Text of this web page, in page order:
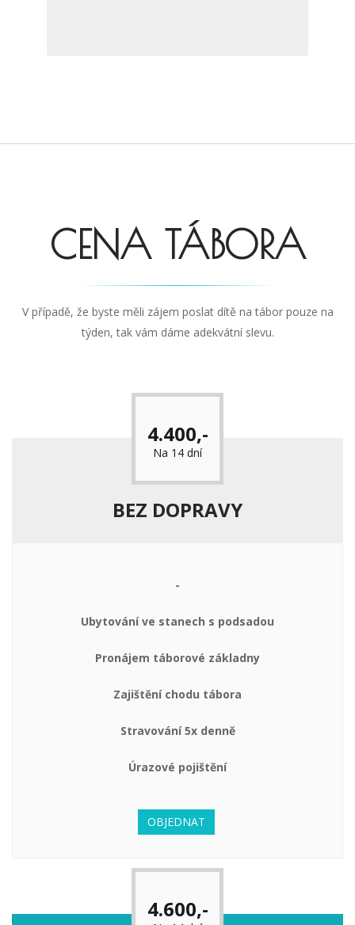
CENA TÁBORA
V případě, že byste měli zájem poslat dítě na tábor pouze na
týden, tak vám dáme adekvátní slevu.
4.400,-
Na 14 dní
BEZ DOPRAVY
-
Ubytování ve stanech s podsadou
Pronájem táborové základny
Zajištění chodu tábora
Stravování 5x denně
Úrazové pojištění
OBJEDNAT
4.600,-